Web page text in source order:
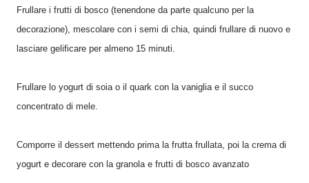
Frullare i frutti di bosco (tenendone da parte qualcuno per la
decorazione), mescolare con i semi di chia, quindi frullare di nuovo e
lasciare gelificare per almeno 15 minuti.
Frullare lo yogurt di soia o il quark con la vaniglia e il succo
concentrato di mele.
Comporre il dessert mettendo prima la frutta frullata, poi la crema di
yogurt e decorare con la granola e frutti di bosco avanzato